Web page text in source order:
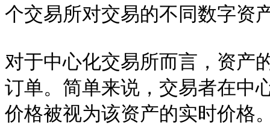
个交易所对交易的不同数字资
对于中心化交易所而言，资产
订单。简单来说，交易者在中
价格被视为该资产的实时价格